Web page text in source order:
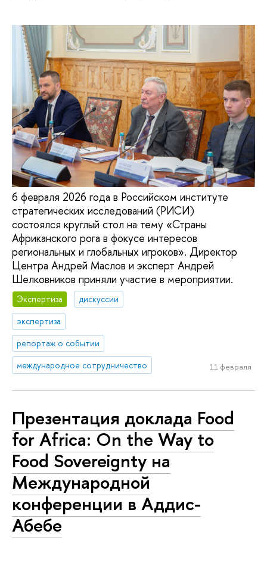
6 февраля 2026 года в Российском институте
стратегических исследований (РИСИ)
состоялся круглый стол на тему «Страны
Африканского рога в фокусе интересов
региональных и глобальных игроков». Директор
Центра Андрей Маслов и эксперт Андрей
Шелковников приняли участие в мероприятии.
Экспертиза
дискуссии
экспертиза
репортаж о событии
международное сотрудничество
11 февраля
Презентация доклада Food
for Africa: On the Way to
Food Sovereignty на
Международной
конференции в Аддис-
Абебе